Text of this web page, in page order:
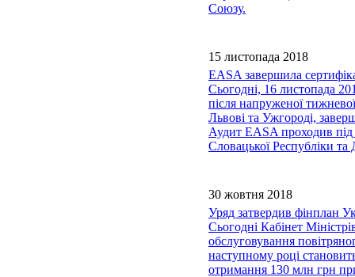
Союзу.
15 листопада 2018
EASA завершила
Сьогодні, 16 листопада
після напруженої
Львові та Ужгороді,
Аудит EASA проходив під
Словацької Республіки та
30 жовтня 2018
Уряд затвердив фінплан
Сьогодні Кабінет
обслуговування
наступному році
отримання 130 млн грн